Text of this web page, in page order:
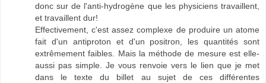
donc sur de l'anti-hydrogène que les physiciens travaillent,
et travaillent dur!
Effectivement, c'est assez complexe de produire un atome
fait d'un antiproton et d'un positron, les quantités sont
extrêmement faibles. Mais la méthode de mesure est elle-
aussi pas simple. Je vous renvoie vers le lien que je met
dans le texte du billet au sujet de ces différentes